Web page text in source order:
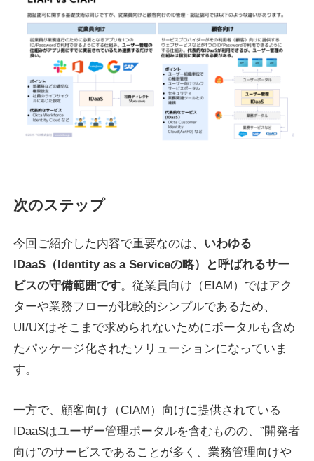
次のステップ
今回ご紹介した内容で重要なのは、 いわゆる
IDaaS（Identity as a Serviceの略）と呼ばれるサー
ビスの守備範囲です。従業員向け（EIAM）ではアク
ターや業務フローが比較的シンプルであるため、
UI/UXはそこまで求められないためにポータルも含め
たパッケージ化されたソリューションになっていま
す。
一方で、顧客向け（CIAM）向けに提供されている
IDaaSはユーザー管理ポータルを含むものの、”開発者
向け”のサービスであることが多く、業務管理向けや